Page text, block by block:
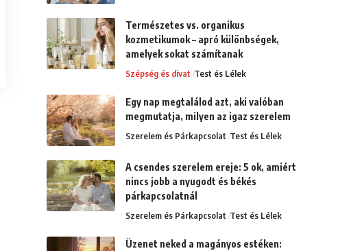
Természetes vs. organikus
kozmetikumok – apró különbségek,
amelyek sokat számítanak
Szépség és divat Test és Lélek
Egy nap megtalálod azt, aki valóban
megmutatja, milyen az igaz szerelem
Szerelem és Párkapcsolat Test és Lélek
A csendes szerelem ereje: 5 ok, amiért
nincs jobb a nyugodt és békés
párkapcsolatnál
Szerelem és Párkapcsolat Test és Lélek
Üzenet neked a magányos estéken: